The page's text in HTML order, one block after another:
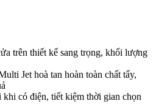
trên thiết kế sang trọng, khối lượng
Jet hoà tan hoàn toàn chất tẩy,
có điện, tiết kiệm thời gian chọn